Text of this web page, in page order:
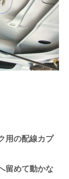
用の配線カプ
留めて動かな